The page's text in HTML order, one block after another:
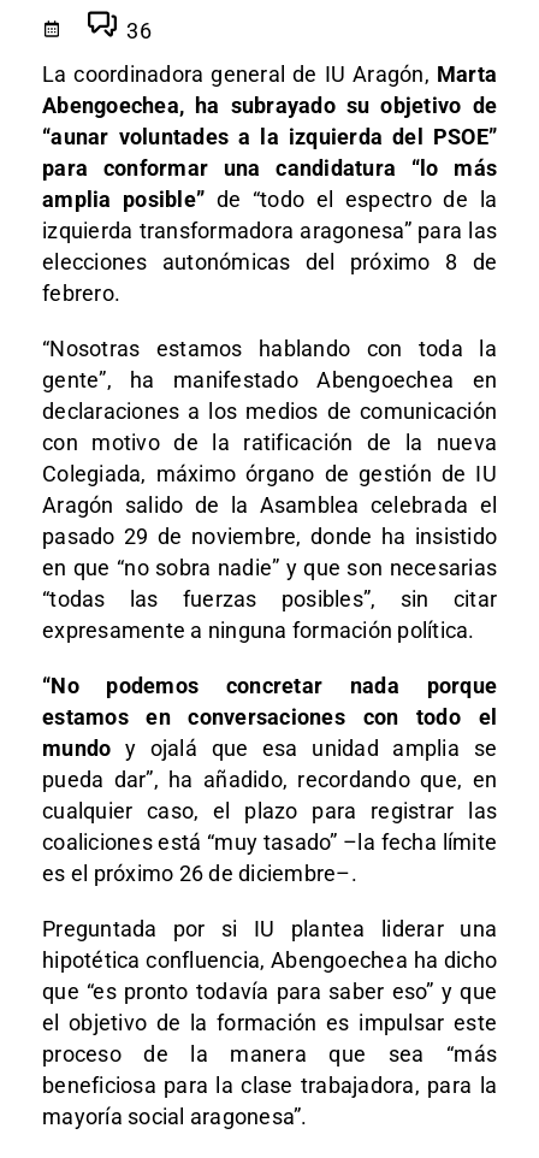
36
La coordinadora general de IU Aragón, Marta
Abengoechea, ha subrayado su objetivo de
“aunar voluntades a la izquierda del PSOE”
para conformar una candidatura “lo más
amplia posible” de “todo el espectro de la
izquierda transformadora aragonesa” para las
elecciones autonómicas del próximo 8 de
febrero.
“Nosotras estamos hablando con toda la
gente”, ha manifestado Abengoechea en
declaraciones a los medios de comunicación
con motivo de la ratificación de la nueva
Colegiada, máximo órgano de gestión de IU
Aragón salido de la Asamblea celebrada el
pasado 29 de noviembre, donde ha insistido
en que “no sobra nadie” y que son necesarias
“todas las fuerzas posibles”, sin citar
expresamente a ninguna formación política.
“No podemos concretar nada porque
estamos en conversaciones con todo el
mundo y ojalá que esa unidad amplia se
pueda dar”, ha añadido, recordando que, en
cualquier caso, el plazo para registrar las
coaliciones está “muy tasado” –la fecha límite
es el próximo 26 de diciembre–.
Preguntada por si IU plantea liderar una
hipotética confluencia, Abengoechea ha dicho
que “es pronto todavía para saber eso” y que
el objetivo de la formación es impulsar este
proceso de la manera que sea “más
beneficiosa para la clase trabajadora, para la
mayoría social aragonesa”.